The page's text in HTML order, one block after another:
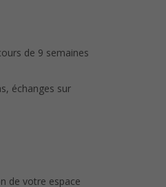
de 9 semaines
échanges sur
de votre espace